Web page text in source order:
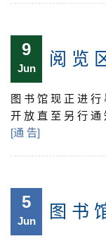
9
Jun 阅 览
图 书 馆 现 正 进 行
开 放 直 至 另 行 通
[通 告]
5
Jun 图 书